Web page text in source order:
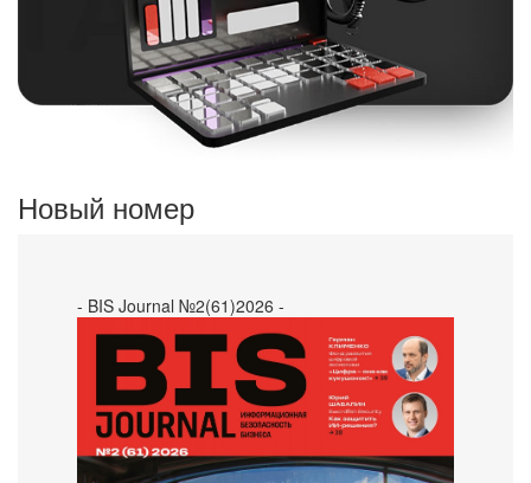
Новый номер
- BIS Journal №2(61)2026 -